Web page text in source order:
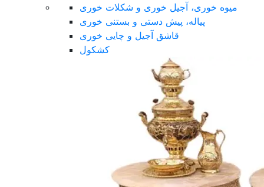
میوه خوری، آجیل خوری و شکلات خوری
پیاله، پیش دستی و بستنی خوری
قاشق آجیل و چایی خوری
کشکول